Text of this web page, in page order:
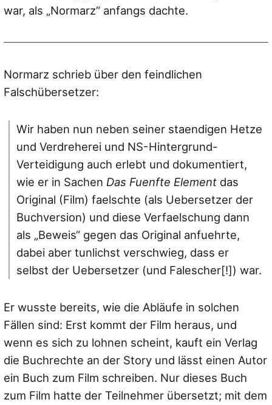
war, als „Normarz“ anfangs dachte.
Normarz schrieb über den feindlichen
Falschübersetzer:
Wir haben nun neben seiner staendigen Hetze
und Verdreherei und NS-Hintergrund-
Verteidigung auch erlebt und dokumentiert,
wie er in Sachen Das Fuenfte Element das
Original (Film) faelschte (als Uebersetzer der
Buchversion) und diese Verfaelschung dann
als „Beweis“ gegen das Original anfuehrte,
dabei aber tunlichst verschwieg, dass er
selbst der Uebersetzer (und Falescher[!]) war.
Er wusste bereits, wie die Abläufe in solchen
Fällen sind: Erst kommt der Film heraus, und
wenn es sich zu lohnen scheint, kauft ein Verlag
die Buchrechte an der Story und lässt einen Autor
ein Buch zum Film schreiben. Nur dieses Buch
zum Film hatte der Teilnehmer übersetzt; mit dem